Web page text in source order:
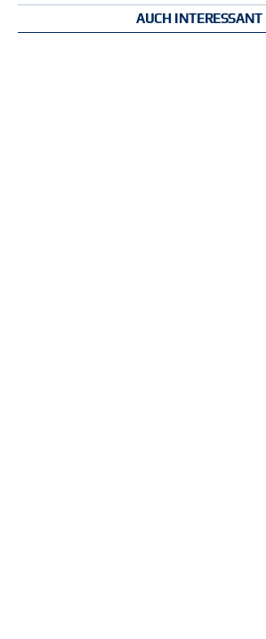
AUCH INTERESSANT